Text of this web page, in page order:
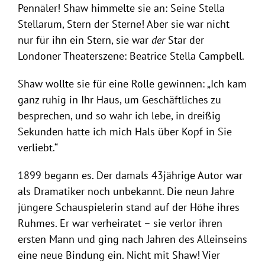
Pennäler! Shaw himmelte sie an: Seine Stella
Stellarum, Stern der Sterne! Aber sie war nicht
nur für ihn ein Stern, sie war derStar der
Londoner Theaterszene: Beatrice Stella Campbell.
Shaw wollte sie für eine Rolle gewinnen: „Ich kam
ganz ruhig in Ihr Haus, um Geschäftliches zu
besprechen, und so wahr ich lebe, in dreißig
Sekunden hatte ich mich Hals über Kopf in Sie
verliebt.“
1899 begann es. Der damals 43jährige Autor war
als Dramatiker noch unbekannt. Die neun Jahre
jüngere Schauspielerin stand auf der Höhe ihres
Ruhmes. Er war verheiratet – sie verlor ihren
ersten Mann und ging nach Jahren des Alleinseins
eine neue Bindung ein. Nicht mit Shaw! Vier